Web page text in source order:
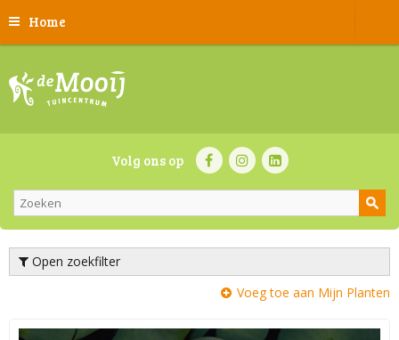
Home
Volg ons op
Open zoekfilter
Voeg toe aan Mijn Planten